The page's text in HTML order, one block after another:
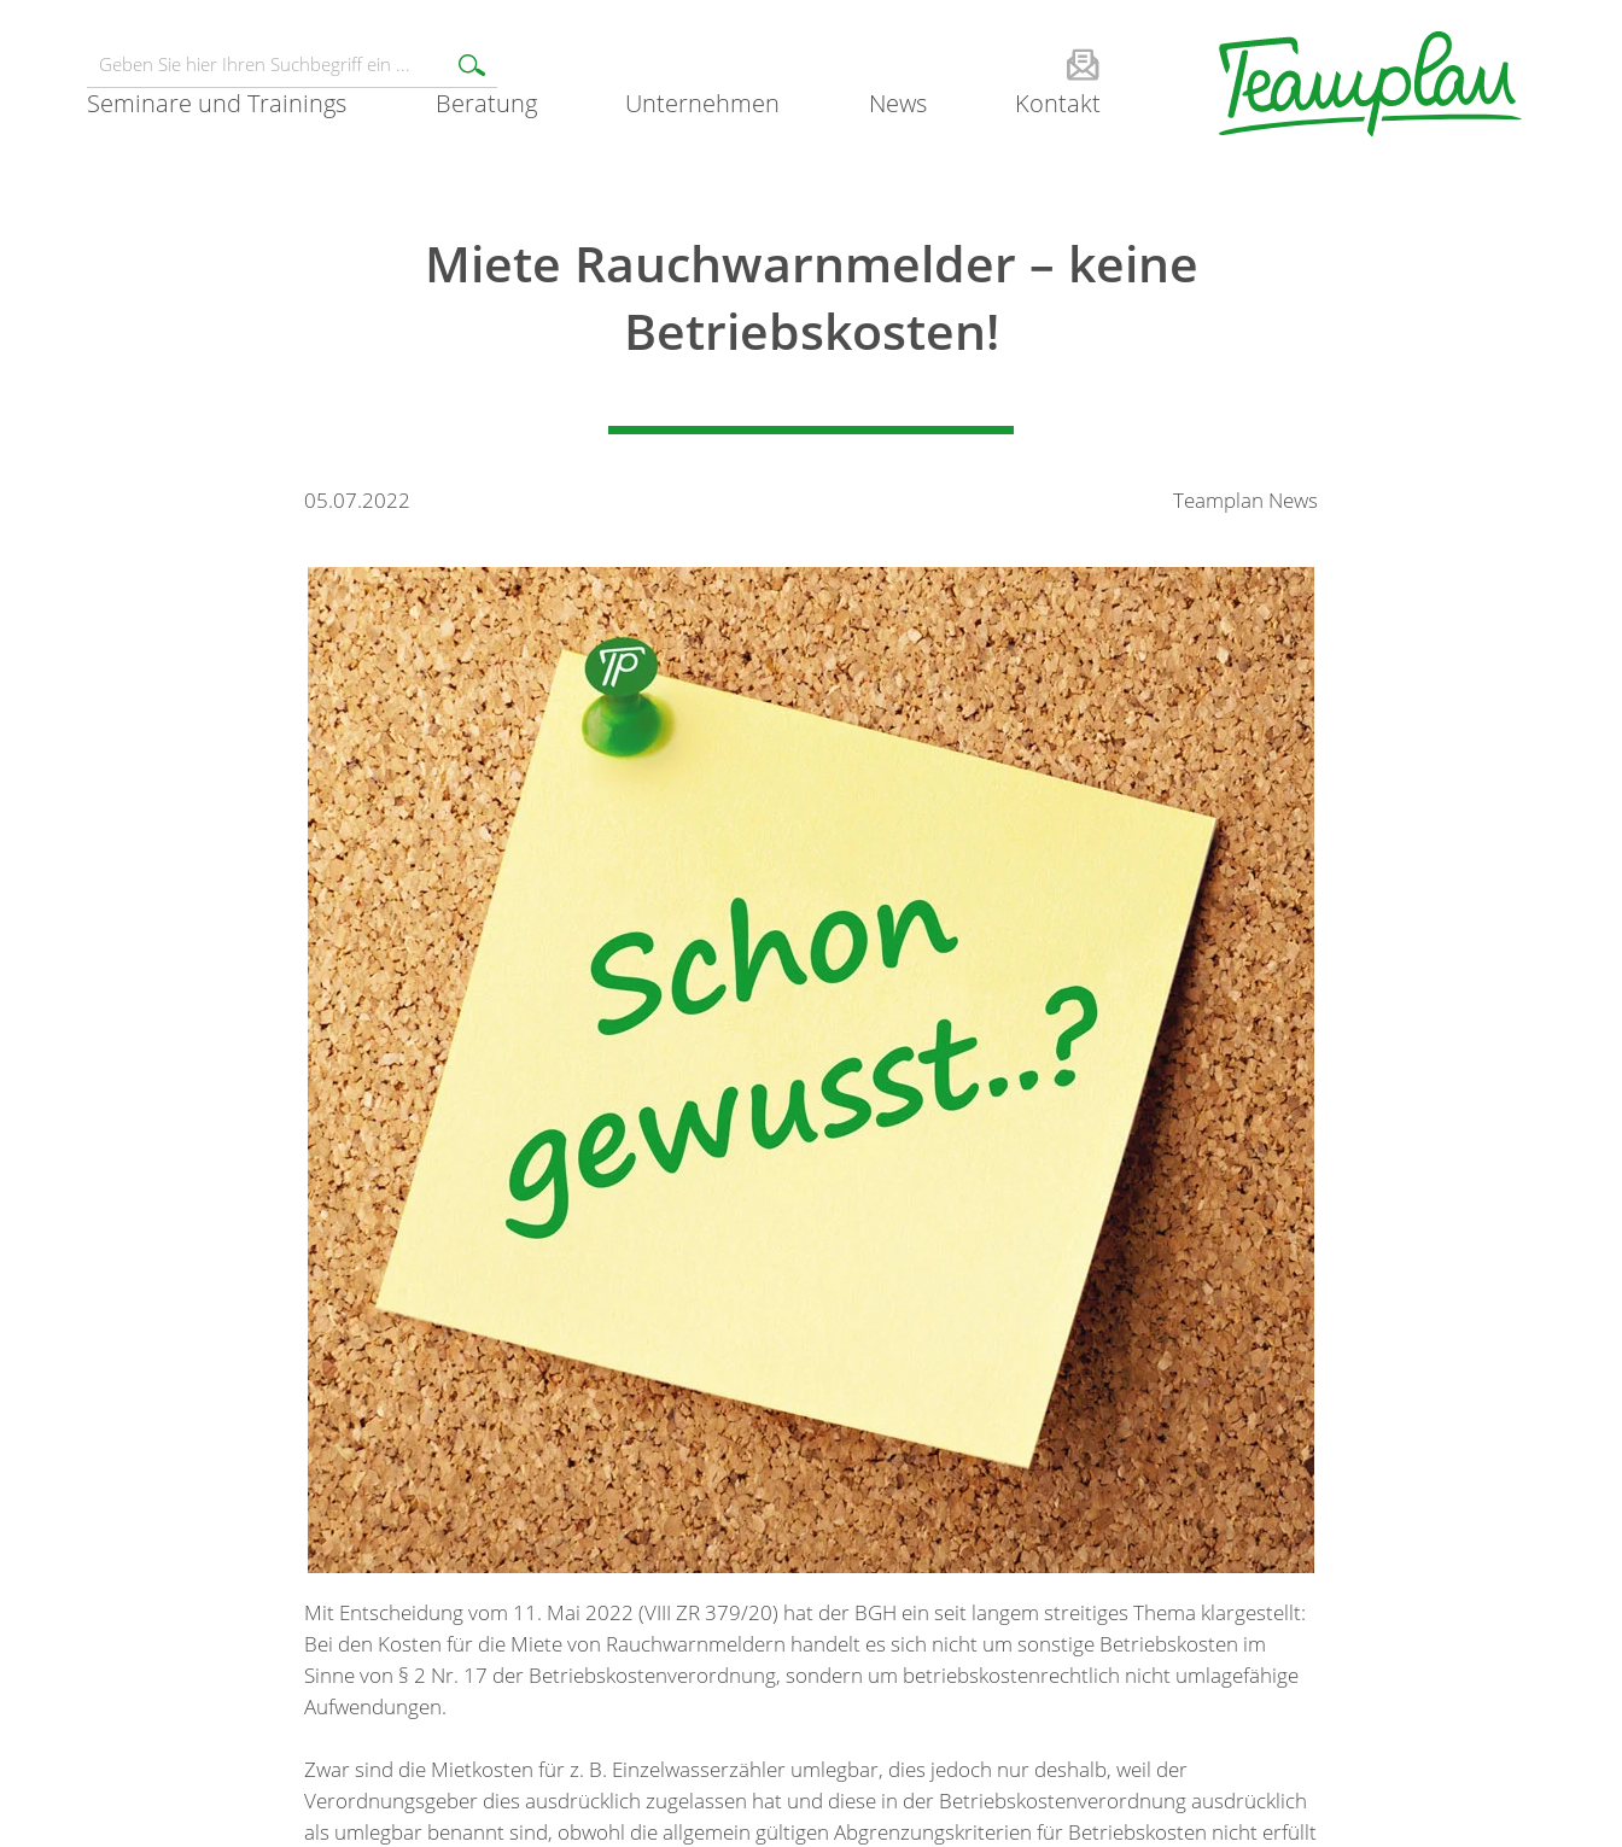
Seminare und Trainings Beratung Unternehmen News Kontakt
Miete Rauchwarnmelder – keine
Betriebskosten!
05.07.2022 Teamplan News
Mit Entscheidung vom 11. Mai 2022 (VIII ZR 379/20) hat der BGH ein seit langem streitiges Thema klargestellt:
Bei den Kosten für die Miete von Rauchwarnmeldern handelt es sich nicht um sonstige Betriebskosten im
Sinne von § 2 Nr. 17 der Betriebskostenverordnung, sondern um betriebskostenrechtlich nicht umlagefähige
Aufwendungen.
Zwar sind die Mietkosten für z. B. Einzelwasserzähler umlegbar, dies jedoch nur deshalb, weil der
Verordnungsgeber dies ausdrücklich zugelassen hat und diese in der Betriebskostenverordnung ausdrücklich
als umlegbar benannt sind, obwohl die allgemein gültigen Abgrenzungskriterien für Betriebskosten nicht erfüllt